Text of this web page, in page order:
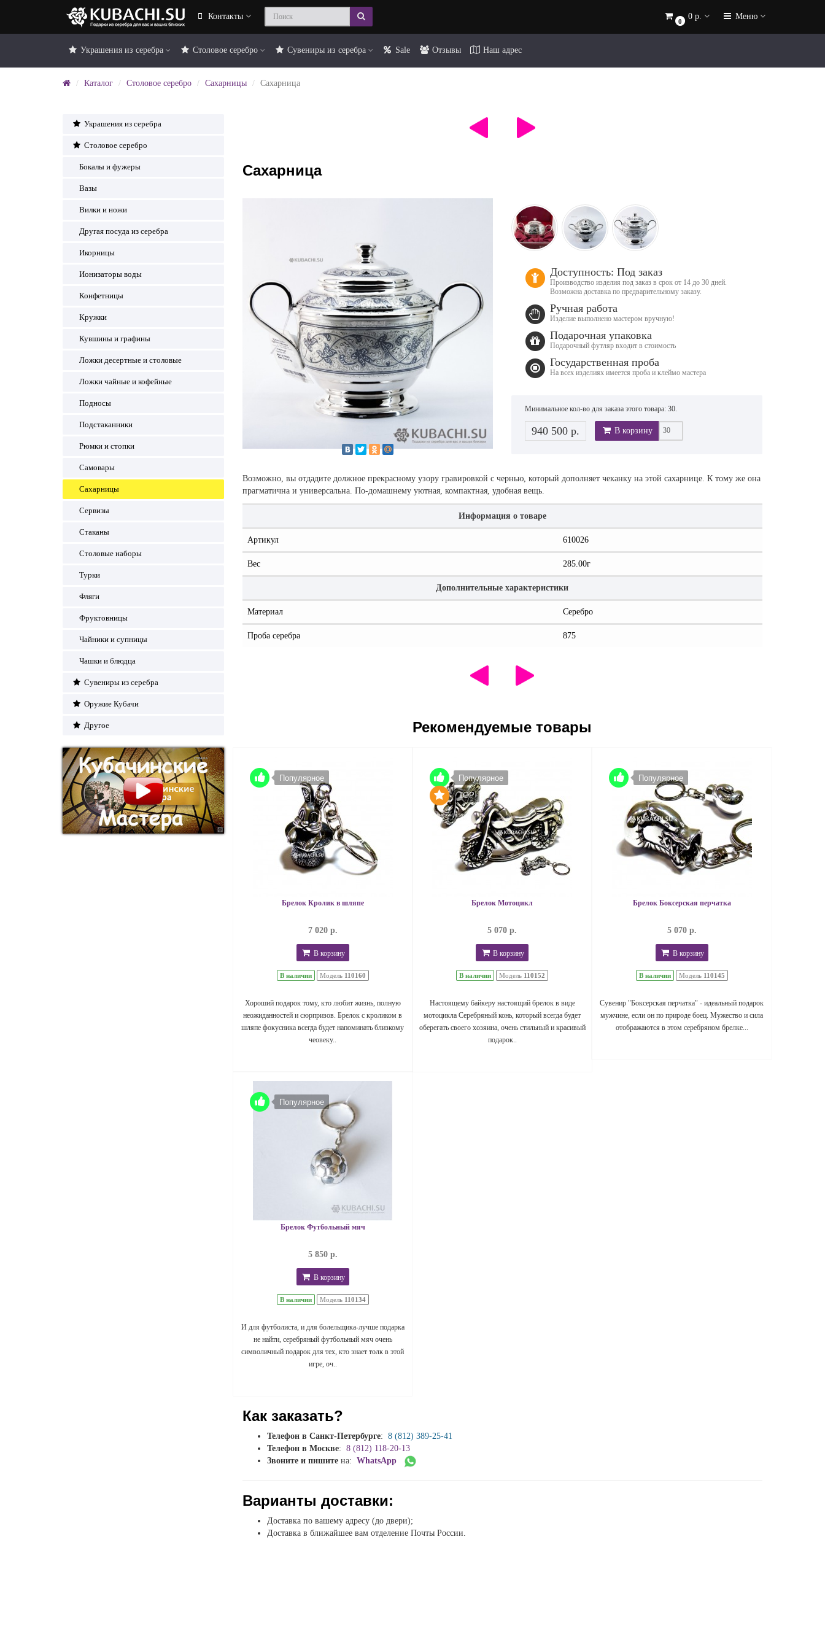
Контакты
0
0 р. Меню
Украшения из серебра Столовое серебро Сувениры из серебра Sale Отзывы Наш адрес
Каталог Столовое серебро Сахарницы Сахарница
Украшения из серебра
Столовое серебро
Бокалы и фужеры
Вазы
Вилки и ножи
Другая посуда из серебра
Икорницы
Ионизаторы воды
Конфетницы
Кружки
Кувшины и графины
Ложки десертные и столовые
Ложки чайные и кофейные
Подносы
Подстаканники
Рюмки и стопки
Самовары
Сахарницы
Сервизы
Стаканы
Столовые наборы
Турки
Фляги
Фруктовницы
Чайники и супницы
Чашки и блюдца
Сувениры из серебра
Оружие Кубачи
Другое
Сахарница
Доступность: Под заказ
Производство изделия под заказ в срок от 14 до 30 дней.
Возможна доставка по предварительному заказу.
Ручная работа
Изделие выполнено мастером вручную!
Подарочная упаковка
Подарочный футляр входит в стоимость
Государственная проба
На всех изделиях имеется проба и клеймо мастера
Минимальное кол-во для заказа этого товара: 30.
940 500 р. В корзину
Возможно, вы отдадите должное прекрасному узору гравировкой с чернью, который дополняет чеканку на этой сахарнице. К тому же она
прагматична и универсальна. По-домашнему уютная, компактная, удобная вещь.
Информация о товаре
Артикул 610026
Вес 285.00г
Дополнительные характеристики
Материал Серебро
Проба серебра 875
Рекомендуемые товары
Популярное
Брелок Кролик в шляпе
7 020 р.
В корзину
В наличии Модель 110160
Хороший подарок тому, кто любит жизнь, полную
неожиданностей и сюрпризов. Брелок с кроликом в
шляпе фокусника всегда будет напоминать близкому
чеовеку..
Популярное
TOP
Брелок Мотоцикл
5 070 р.
В корзину
В наличии Модель 110152
Настоящему байкеру настоящий брелок в виде
мотоцикла Серебряный конь, который всегда будет
оберегать своего хозяина, очень стильный и красивый
подарок..
Популярное
Брелок Боксерская перчатка
5 070 р.
В корзину
В наличии Модель 110145
Сувенир "Боксерская перчатка" - идеальный подарок
мужчине, если он по природе боец. Мужество и сила
отображаются в этом серебряном брелке...
Популярное
Брелок Футбольный мяч
5 850 р.
В корзину
В наличии Модель 110134
И для футболиста, и для болельщика-лучше подарка
не найти, серебряный футбольный мяч очень
символичный подарок для тех, кто знает толк в этой
игре, оч..
Как заказать?
Телефон в Санкт-Петербурге: 8 (812) 389-25-41
Телефон в Москве: 8 (812) 118-20-13
Звоните и пишитена: WhatsApp
Варианты доставки:
Доставка по вашему адресу (до двери);
Доставка в ближайшее вам отделение Почты России.